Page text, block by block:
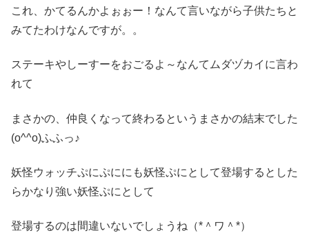
これ、かてるんかよぉぉー！なんて言いながら子供たちと
みてたわけなんですが。。
ステーキやしーすーをおごるよ～なんてムダヅカイに言わ
れて
まさかの、仲良くなって終わるというまさかの結末でした
(o^^o)ふふっ♪
妖怪ウォッチぷにぷににも妖怪ぷにとして登場するとした
らかなり強い妖怪ぷにとして
登場するのは間違いないでしょうね（*＾ワ＾*）